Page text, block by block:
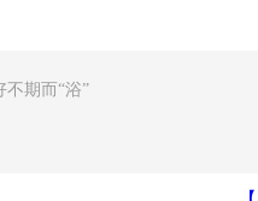
期而“浴”